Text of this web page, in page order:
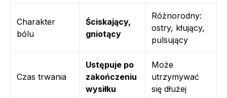
Charakter
bólu
Ściskający,
gniotący
Różnorodny:
ostry, kłujący,
pulsujący
Czas trwania
Ustępuje po
zakończeniu
wysiłku
Może
utrzymywać
się dłużej